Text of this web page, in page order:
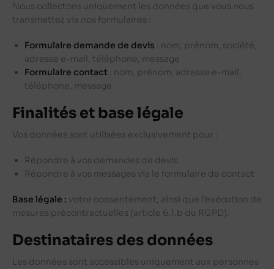
Nous collectons uniquement les données que vous nous
transmettez via nos formulaires :
Formulaire demande de devis : nom, prénom, société,
adresse e-mail, téléphone, message
Formulaire contact : nom, prénom, adresse e-mail,
téléphone, message
Finalités et base légale
Vos données sont utilisées exclusivement pour :
Répondre à vos demandes de devis
Répondre à vos messages via le formulaire de contact
Base légale : votre consentement, ainsi que l’exécution de
mesures précontractuelles (article 6.1.b du RGPD).
Destinataires des données
Les données sont accessibles uniquement aux personnes